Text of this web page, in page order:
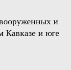
и
Кавказе и юге